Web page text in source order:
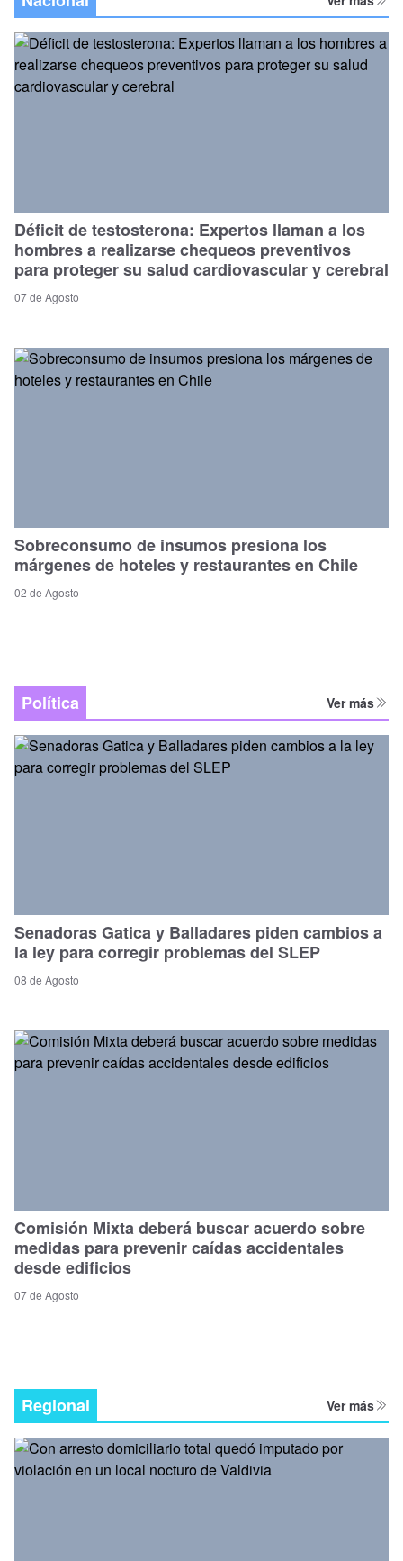
Déficit de testosterona: Expertos llaman a los
hombres a realizarse chequeos preventivos
para proteger su salud cardiovascular y cerebral
07 de Agosto
Sobreconsumo de insumos presiona los
márgenes de hoteles y restaurantes en Chile
02 de Agosto
Política Ver más
Senadoras Gatica y Balladares piden cambios a
la ley para corregir problemas del SLEP
08 de Agosto
Comisión Mixta deberá buscar acuerdo sobre
medidas para prevenir caídas accidentales
desde edificios
07 de Agosto
Regional Ver más